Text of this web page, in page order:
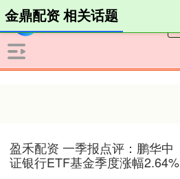
金鼎配资 相关话题
盈禾配资 一季报点评：鹏华中
证银行ETF基金季度涨幅2.64%